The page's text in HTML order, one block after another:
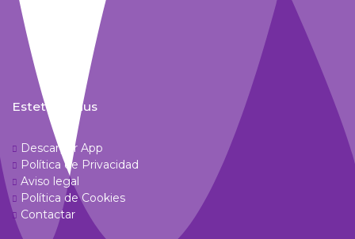
Estetic Venus
Descargar App
Política de Privacidad
Aviso legal
Política de Cookies
Contactar